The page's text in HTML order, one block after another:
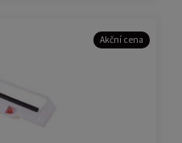
Akční cena